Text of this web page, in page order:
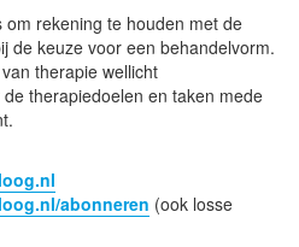
rekening te houden met de
de keuze voor een behandelvorm.
therapie wellicht
therapiedoelen en taken mede
abonneren (ook losse